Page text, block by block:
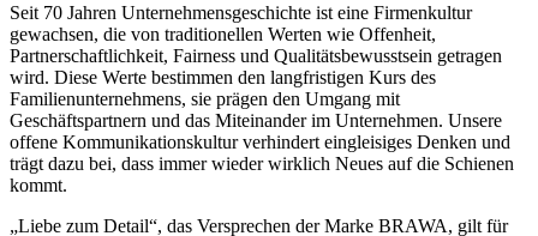
Seit 70 Jahren Unternehmensgeschichte ist eine Firmenkultur
gewachsen, die von traditionellen Werten wie Offenheit,
Partnerschaftlichkeit, Fairness und Qualitätsbewusstsein getragen
wird. Diese Werte bestimmen den langfristigen Kurs des
Familienunternehmens, sie prägen den Umgang mit
Geschäftspartnern und das Miteinander im Unternehmen. Unsere
offene Kommunikationskultur verhindert eingleisiges Denken und
trägt dazu bei, dass immer wieder wirklich Neues auf die Schienen
kommt.
„Liebe zum Detail“, das Versprechen der Marke BRAWA, gilt für